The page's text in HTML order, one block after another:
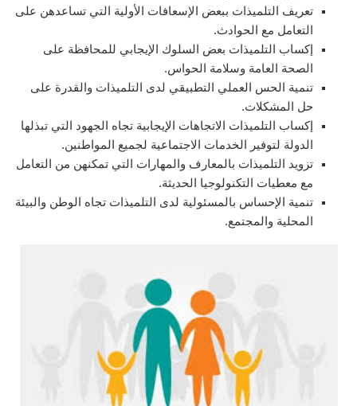
تعريف التلميذات ببعض الإسعافات الأولية التي تساعدهن على
التعامل مع الحوادث.
إكساب التلميذات بعض السلوك الإيجابي للمحافظة على
الصحة العامة وسلامة الحواس.
تنمية الحس العملي التطبيقي لدى التلميذات والقدرة على
حل المشكلات.
إكساب التلميذات الاتجاهات الإيجابية تجاه الجهود التي تبذلها
الدولة لتوفير الخدمات الاجتماعية لجميع المواطنين.
تزويد التلميذات بالمعارف والمهارات التي تمكنهن من التعامل
مع معطيات التكنولوجيا الحديثة.
تنمية الإحساس بالمسئولية لدى التلميذات تجاه الوطن والبيئة
المحلية والمجتمع.